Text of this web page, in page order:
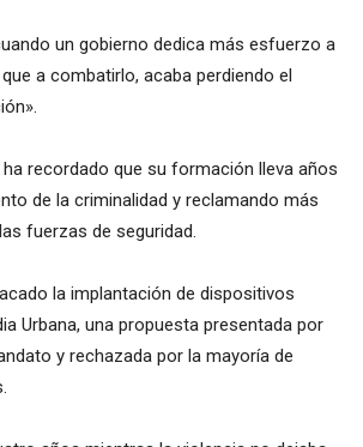
un gobierno dedica más esfuerzo a
a combatirlo, acaba perdiendo el
ha recordado que su formación lleva años
de la criminalidad y reclamando más
fuerzas de seguridad.
la implantación de dispositivos
Urbana, una propuesta presentada por
y rechazada por la mayoría de